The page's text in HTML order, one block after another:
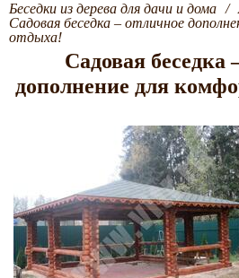
Беседки из дерева для дачи и дома /
Садовая беседка – отличное
отдыха!
Садовая беседка
дополнение для